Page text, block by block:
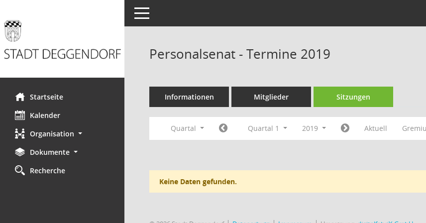
Startseite
Kalender
Organisation
Dokumente
Recherche
Toggle navigation
Personalsenat - Termine 2019
Informationen Mitglieder Sitzungen
Quartal Quartal 1 2019 Aktuell
Keine Daten gefunden.